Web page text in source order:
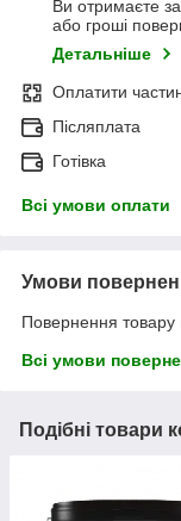
Ви отримаєте
або гроші
Детальніше
Оплатити
Післяплата
Готівка
Всі умови оплати
Умови
Повернення товару
Всі умови
Подібні товари